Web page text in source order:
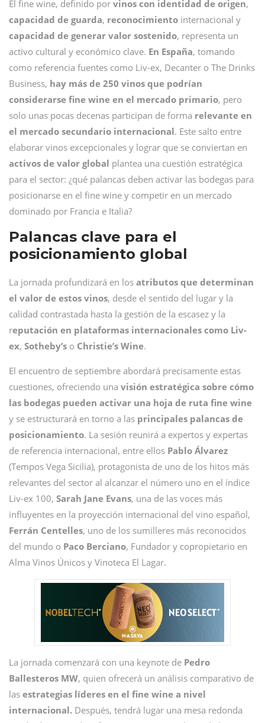
El fine wine, definido por vinos con identidad de origen,
capacidad de guarda, reconocimiento internacional y
capacidad de generar valor sostenido, representa un
activo cultural y económico clave. En España, tomando
como referencia fuentes como Liv-ex, Decanter o The Drinks
Business, hay más de 250 vinos que podrían
considerarse fine wine en el mercado primario, pero
solo unas pocas decenas participan de forma relevante en
el mercado secundario internacional. Este salto entre
elaborar vinos excepcionales y lograr que se conviertan en
activos de valor global plantea una cuestión estratégica
para el sector: ¿qué palancas deben activar las bodegas para
posicionarse en el fine wine y competir en un mercado
dominado por Francia e Italia?
Palancas clave para el
posicionamiento global
La jornada profundizará en los atributos que determinan
el valor de estos vinos, desde el sentido del lugar y la
calidad contrastada hasta la gestión de la escasez y la
reputación en plataformas internacionales como Liv-
ex, Sotheby’s o Christie’s Wine.
El encuentro de septiembre abordará precisamente estas
cuestiones, ofreciendo una visión estratégica sobre cómo
las bodegas pueden activar una hoja de ruta fine wine
y se estructurará en torno a las principales palancas de
posicionamiento. La sesión reunirá a expertos y expertas
de referencia internacional, entre ellos Pablo Álvarez
(Tempos Vega Sicilia), protagonista de uno de los hitos más
relevantes del sector al alcanzar el número uno en el índice
Liv-ex 100, Sarah Jane Evans, una de las voces más
influyentes en la proyección internacional del vino español,
Ferrán Centelles, uno de los sumilleres más reconocidos
del mundo o Paco Berciano, Fundador y copropietario en
Alma Vinos Únicos y Vinoteca El Lagar.
La jornada comenzará con una keynote de Pedro
Ballesteros MW, quien ofrecerá un análisis comparativo de
las estrategias líderes en el fine wine a nivel
internacional. Después, tendrá lugar una mesa redonda